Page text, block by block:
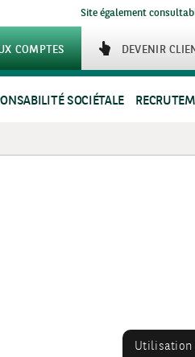
Site également
DEVENIR
COMPTES
SOCIÉTALE
Utilisation